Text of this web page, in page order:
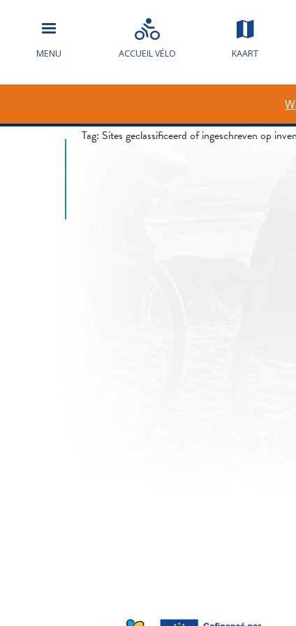
MENU ACCUEIL VÉLO KAART
Tag: Sites geclassificeerd of ingeschreven op